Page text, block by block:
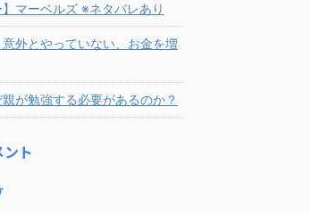
】マーベルズ ※ネタバレあり
意外とやっていない、お金を増
親が勉強する必要があるのか？
ト